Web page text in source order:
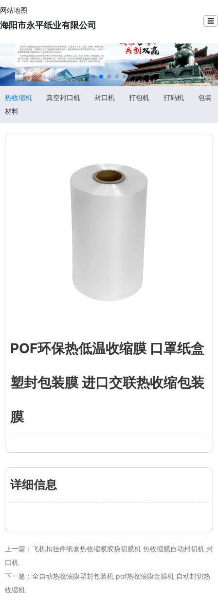
网站地图
海阳市永平纸业有限公司 ☰
热收缩机 真空封口机 封口机 打包机 打码机
包装
材料
POF环保热低温收缩膜 口罩纸盒
塑封包装膜 进口交联热收缩包装
膜
详细信息
上一篇： 飞机扣挂件纸盒热收缩膜胶袋切膜机 热收缩膜自动封切机 封
口机
下一篇： 全自动热收缩膜塑封包装机 pof热收缩膜套膜机 自动封切热
收缩机